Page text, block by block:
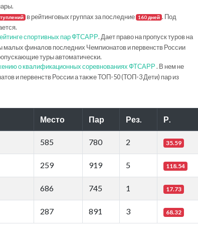
в рейтинговых группах за последние 160 дней . Под
спортивных пар ФТСАРР. Дает право на пропуск туров на
финалов последних Чемпионатов и первенств России
туры автоматически.
о квалификационных соревнованиях ФТСАРР. В нем не
и первенств России а также ТОП-50 (ТОП-3 Дети) пар из
Место Пар Рез. Р.
585 780 2 35.59
259 919 5 118.54
686 745 1 17.73
287 891 3 68.32